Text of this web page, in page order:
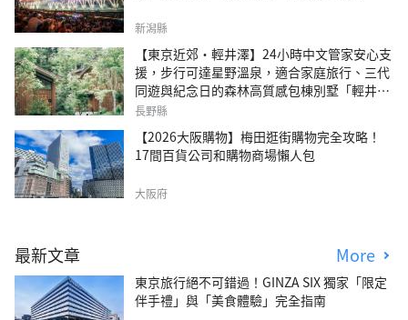
新潟縣
【東京近郊・輕井澤】24小時中文管家安心支
援，步行可達星野溫泉，適合家庭旅行、三代
同遊與紀念日的森林高質感包棟別墅「輕井澤
森四季VILLA」
長野縣
【2026大阪購物】梅田逛街購物完全攻略！
17間百貨公司和購物商場懶人包
大阪府
最新文章 More
東京旅行絕不可錯過！GINZA SIX 獨家「限定
伴手禮」與「美食體驗」完全指南